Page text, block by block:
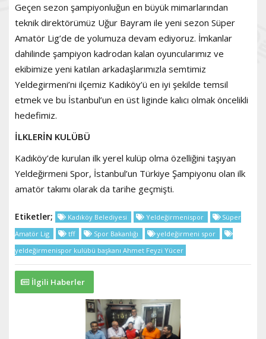
Geçen sezon şampiyonluğun en büyük mimarlarından
teknik direktörümüz Uğur Bayram ile yeni sezon Süper
Amatör Lig’de de yolumuza devam ediyoruz. İmkanlar
dahilinde şampiyon kadrodan kalan oyuncularımız ve
ekibimize yeni katılan arkadaşlarımızla semtimiz
Yeldegirmeni’ni ilçemiz Kadıköy’ü en iyi şekilde temsil
etmek ve bu İstanbul’un en üst liginde kalıcı olmak öncelikli
hedefimiz.
İLKLERİN KULÜBÜ
Kadıköy’de kurulan ilk yerel kulüp olma özelliğini taşıyan
Yeldeğirmeni Spor, İstanbul’un Türkiye Şampiyonu olan ilk
amatör takımı olarak da tarihe geçmişti.
Etiketler; Kadıköy Belediyesi Yeldeğirmenispor
Süper
Amatör Lig
tff Spor Bakanlığı
yeldeğirmeni spor
yeldeğirmenispor kulübü başkanı Ahmet Feyzi Yücer
İlgili Haberler